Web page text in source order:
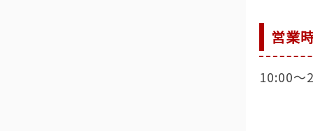
リース
カー」
営業
10:00〜